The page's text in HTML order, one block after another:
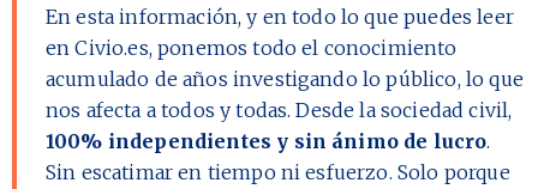
En esta información, y en todo lo que puedes leer
en Civio.es, ponemos todo el conocimiento
acumulado de años investigando lo público, lo que
nos afecta a todos y todas. Desde la sociedad civil,
100% independientes y sin ánimo de lucro.
Sin escatimar en tiempo ni esfuerzo. Solo porque